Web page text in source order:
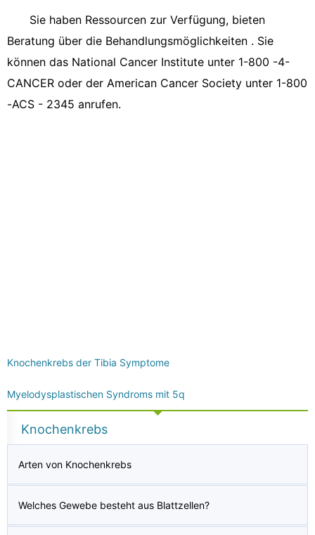
Sie haben Ressourcen zur Verfügung, bieten
Beratung über die Behandlungsmöglichkeiten . Sie
können das National Cancer Institute unter 1-800 -4-
CANCER oder der American Cancer Society unter 1-800
-ACS - 2345 anrufen.
Knochenkrebs der Tibia Symptome
Myelodysplastischen Syndroms mit 5q
Knochenkrebs
Arten von Knochenkrebs
Welches Gewebe besteht aus Blattzellen?